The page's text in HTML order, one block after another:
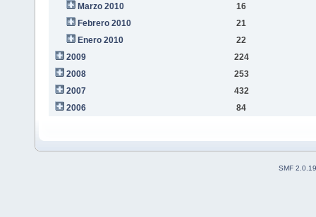
Marzo 2010
16
Febrero 2010
21
Enero 2010
22
2009
224
2008
253
2007
432
2006
84
SMF 2.0.19